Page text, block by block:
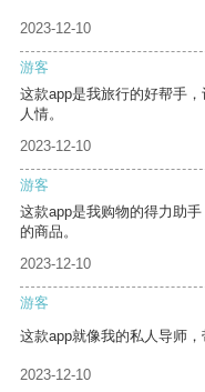
2023-12-10
游客
这款app是我旅行的好帮手
人情。
2023-12-10
游客
这款app是我购物的得力助
的商品。
2023-12-10
游客
这款app就像我的私人导师，
2023-12-10